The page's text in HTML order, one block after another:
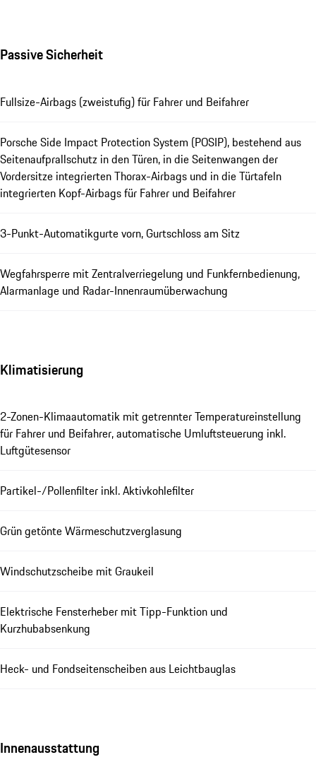
Passive Sicherheit
Fullsize-Airbags (zweistufig) für Fahrer und Beifahrer
Porsche Side Impact Protection System (POSIP), bestehend aus
Seitenaufprallschutz in den Türen, in die Seitenwangen der
Vordersitze integrierten Thorax-Airbags und in die Türtafeln
integrierten Kopf-Airbags für Fahrer und Beifahrer
3-Punkt-Automatikgurte vorn, Gurtschloss am Sitz
Wegfahrsperre mit Zentralverriegelung und Funkfernbedienung,
Alarmanlage und Radar-Innenraumüberwachung
Klimatisierung
2-Zonen-Klimaautomatik mit getrennter Temperatureinstellung
für Fahrer und Beifahrer, automatische Umluftsteuerung inkl.
Luftgütesensor
Partikel-/Pollenfilter inkl. Aktivkohlefilter
Grün getönte Wärmeschutzverglasung
Windschutzscheibe mit Graukeil
Elektrische Fensterheber mit Tipp-Funktion und
Kurzhubabsenkung
Heck- und Fondseitenscheiben aus Leichtbauglas
Innenausstattung